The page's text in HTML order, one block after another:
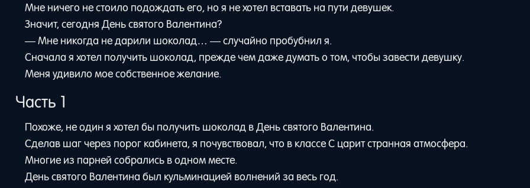
Мне ничего не стоило подождать его, но я не хотел вставать на пути девушек.
Значит, сегодня День святого Валентина?
— Мне никогда не дарили шоколад… — случайно пробубнил я.
Сначала я хотел получить шоколад, прежде чем даже думать о том, чтобы завести девушку.
Меня удивило мое собственное желание.
Часть 1
Похоже, не один я хотел бы получить шоколад в День святого Валентина.
Сделав шаг через порог кабинета, я почувствовал, что в классе C царит странная атмосфера.
Многие из парней собрались в одном месте.
День святого Валентина был кульминацией волнений за весь год.